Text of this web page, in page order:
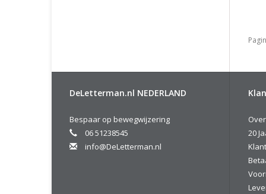
DeLetterman.nl NEDERLAND
Bespaar op bewegwijzering
06 51238545
info@DeLetterman.nl
20